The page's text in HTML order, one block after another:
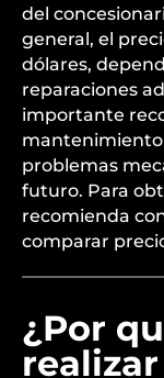
del
general, el
dólares,
reparaciones
importante
problemas
futuro. Para
recomienda
comparar
¿Por